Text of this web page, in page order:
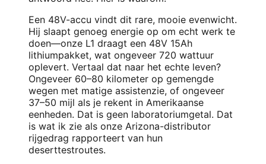
Een 48V-accu vindt dit rare, mooie evenwicht.
Hij slaapt genoeg energie op om echt werk te
doen—onze L1 draagt een 48V 15Ah
lithiumpakket, wat ongeveer 720 wattuur
oplevert. Vertaal dat naar het echte leven?
Ongeveer 60–80 kilometer op gemengde
wegen met matige assistenzie, of ongeveer
37–50 mijl als je rekent in Amerikaanse
eenheden. Dat is geen laboratoriumgetal. Dat
is wat ik zie als onze Arizona-distributor
rijgedrag rapporteert van hun
deserttestroutes.